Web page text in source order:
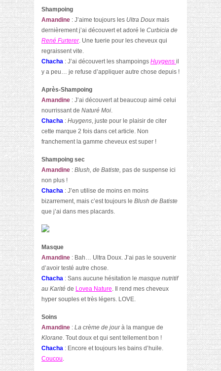
Shampoing
Amandine : J’aime toujours les Ultra Doux mais
dernièrement j’ai découvert et adoré le Curbicia de
René Furterer. Une tuerie pour les cheveux qui
regraissent vite.
Chacha : J’ai découvert les shampoings Huygens il
y a peu… je refuse d’appliquer autre chose depuis !
Après-Shampoing
Amandine : J’ai découvert at beaucoup aimé celui
nourrissant de Naturé Moi.
Chacha : Huygens, juste pour le plaisir de citer
cette marque 2 fois dans cet article. Non
franchement la gamme cheveux est super !
Shampoing sec
Amandine : Blush, de Batiste, pas de suspense ici
non plus !
Chacha : J’en utilise de moins en moins
bizarrement, mais c’est toujours le Blush de Batiste
que j’ai dans mes placards.
Masque
Amandine : Bah… Ultra Doux. J’ai pas le souvenir
d’avoir testé autre chose.
Chacha : Sans aucune hésitation le masque nutritif
au Karité de Lovea Nature. Il rend mes cheveux
hyper souples et très légers. LOVE.
Soins
Amandine : La crème de jourà la mangue de
Klorane. Tout doux et qui sent tellement bon !
Chacha : Encore et toujours les bains d’huile.
Coucou.